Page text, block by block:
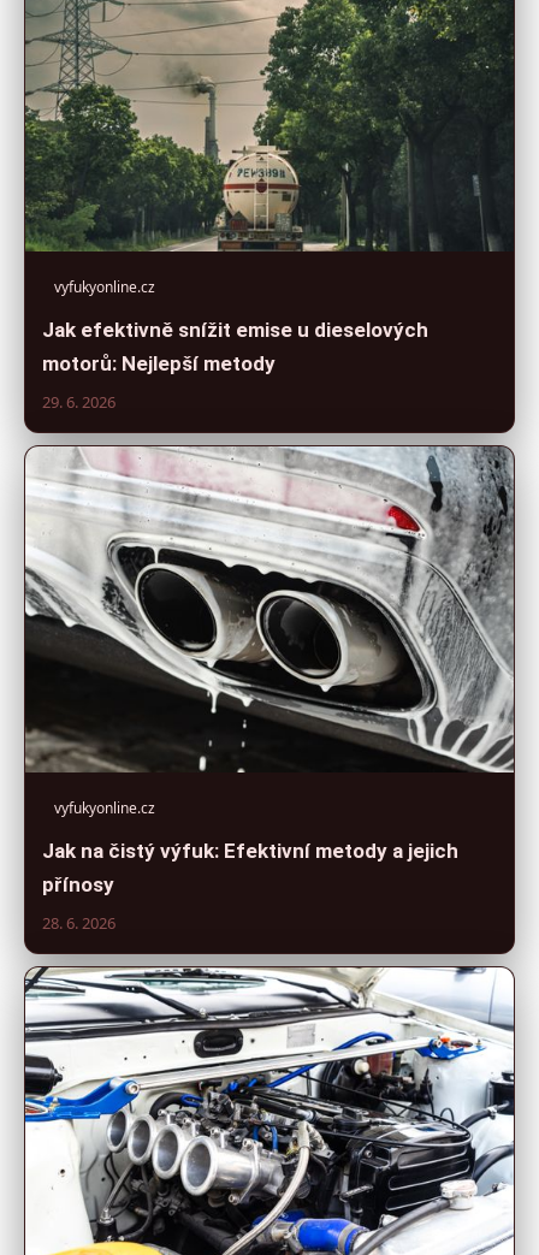
vyfukyonline.cz
Jak efektivně snížit emise u dieselových
motorů: Nejlepší metody
29. 6. 2026
vyfukyonline.cz
Jak na čistý výfuk: Efektivní metody a jejich
přínosy
28. 6. 2026